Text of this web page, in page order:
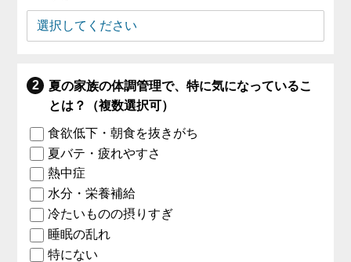
夏の家族の体調管理で、特に気になっているこ
とは？（複数選択可）
食欲低下・朝食を抜きがち
夏バテ・疲れやすさ
熱中症
水分・栄養補給
冷たいものの摂りすぎ
睡眠の乱れ
特にない